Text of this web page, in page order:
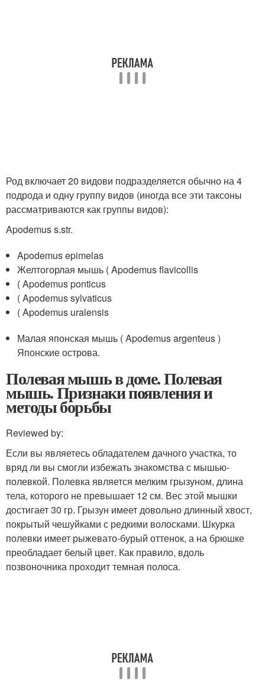
Род включает 20 видови подразделяется обычно на 4
подрода и одну группу видов (иногда все эти таксоны
рассматриваются как группы видов):
Apodemus s.str.
Apodemus epimelas
Желтогорлая мышь ( Apodemus flavicollis
( Apodemus ponticus
( Apodemus sylvaticus
( Apodemus uralensis
Малая японская мышь ( Apodemus argenteus )
Японские острова.
Полевая мышь в доме. Полевая
мышь. Признаки появления и
методы борьбы
Reviewed by:
Если вы являетесь обладателем дачного участка, то
вряд ли вы смогли избежать знакомства с мышью-
полевкой. Полевка является мелким грызуном, длина
тела, которого не превышает 12 см. Вес этой мышки
достигает 30 гр. Грызун имеет довольно длинный хвост,
покрытый чешуйками с редкими волосками. Шкурка
полевки имеет рыжевато-бурый оттенок, а на брюшке
преобладает белый цвет. Как правило, вдоль
позвоночника проходит темная полоса.